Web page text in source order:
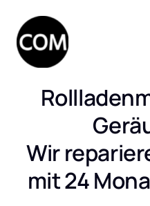
Wir
mit 24